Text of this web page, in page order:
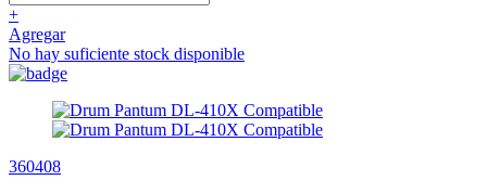
+
Agregar
No hay suficiente stock disponible
360408